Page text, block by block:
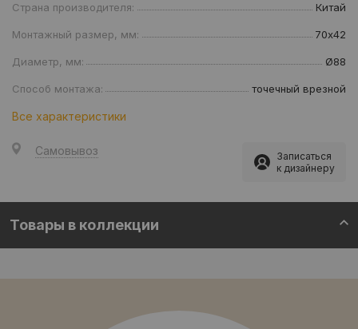
Страна производителя: Китай
Монтажный размер, мм: 70х42
Диаметр, мм: Ø88
Способ монтажа: точечный врезной
Все характеристики
Самовывоз
Записаться
к дизайнеру
Товары в коллекции